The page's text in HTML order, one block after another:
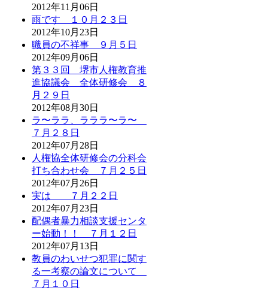
2012年11月06日
雨です １０月２３日
2012年10月23日
職員の不祥事 ９月５日
2012年09月06日
第３３回 堺市人権教育推
進協議会 全体研修会 ８
月２９日
2012年08月30日
ラ〜ララ、ラララ〜ラ〜
７月２８日
2012年07月28日
人権協全体研修会の分科会
打ち合わせ会 ７月２５日
2012年07月26日
実は ７月２２日
2012年07月23日
配偶者暴力相談支援センタ
ー始動！！ ７月１２日
2012年07月13日
教員のわいせつ犯罪に関す
る一考察の論文について
７月１０日